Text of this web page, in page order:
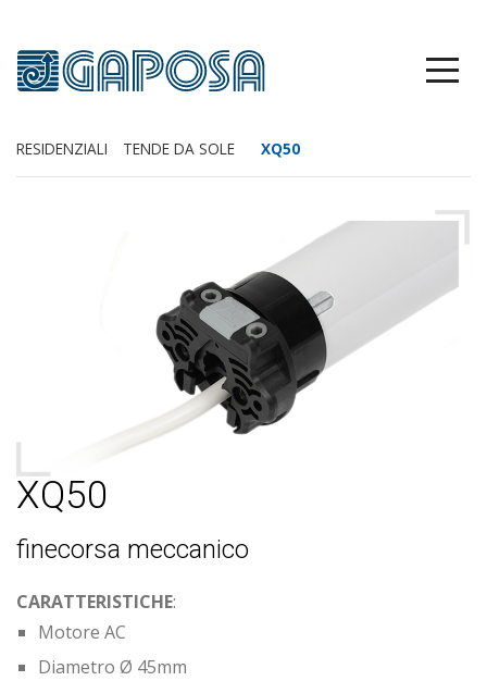
RESIDENZIALI TENDE DA SOLE XQ50
XQ50
finecorsa meccanico
CARATTERISTICHE:
Motore AC
Diametro Ø 45mm